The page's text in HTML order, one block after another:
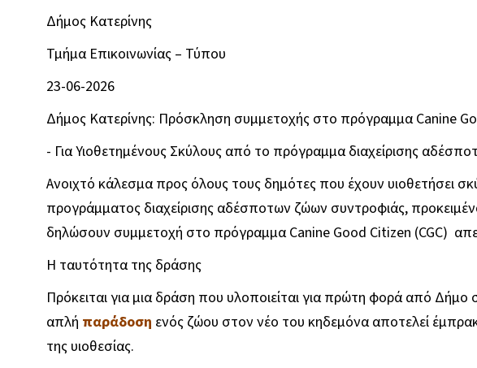
Δήμος Κατερίνης
Τμήμα Επικοινωνίας – Τύπου
23-06-2026
Δήμος Κατερίνης: Πρόσκληση συμμετοχής στο πρόγραμμα Canine
- Για Υιοθετημένους Σκύλους από το πρόγραμμα διαχείρισης
Ανοιχτό κάλεσμα προς όλους τους δημότες που έχουν υιοθετήσει
προγράμματος διαχείρισης αδέσποτων ζώων συντροφιάς,
δηλώσουν συμμετοχή στο πρόγραμμα Canine Good Citizen (CGC)
Η ταυτότητα της δράσης
Πρόκειται για μια δράση που υλοποιείται για πρώτη φορά από
απλή παράδοση ενός ζώου στον νέο του κηδεμόνα αποτελεί
της υιοθεσίας.